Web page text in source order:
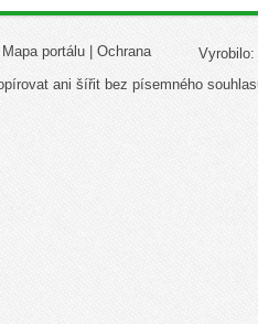
Vyrobilo:
Mapa portálu
Ochrana
ani šířit bez písemného